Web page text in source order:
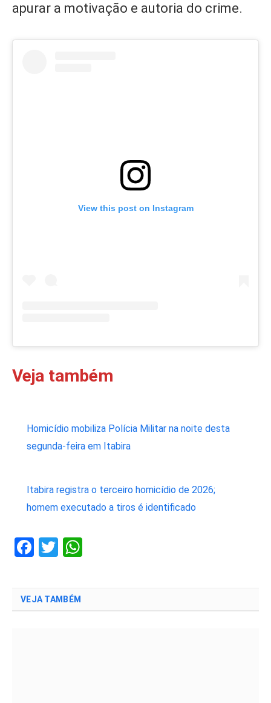
apurar a motivação e autoria do crime.
View this post on Instagram
Veja também
Homicídio mobiliza Polícia Militar na noite desta
segunda-feira em Itabira
Itabira registra o terceiro homicídio de 2026;
homem executado a tiros é identificado
Facebook
Twitter
VEJA TAMBÉM